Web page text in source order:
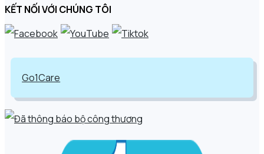
KẾT NỐI VỚI CHÚNG TÔI
Go1Care